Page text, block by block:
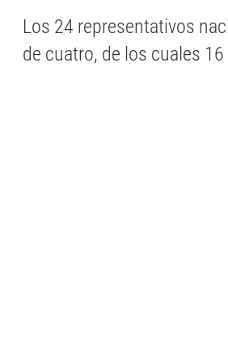
Los 24 representativos
de cuatro, de los cuales